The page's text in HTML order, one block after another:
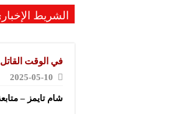
الشريط
في الوقت
2025-05-10
شام تايمز –